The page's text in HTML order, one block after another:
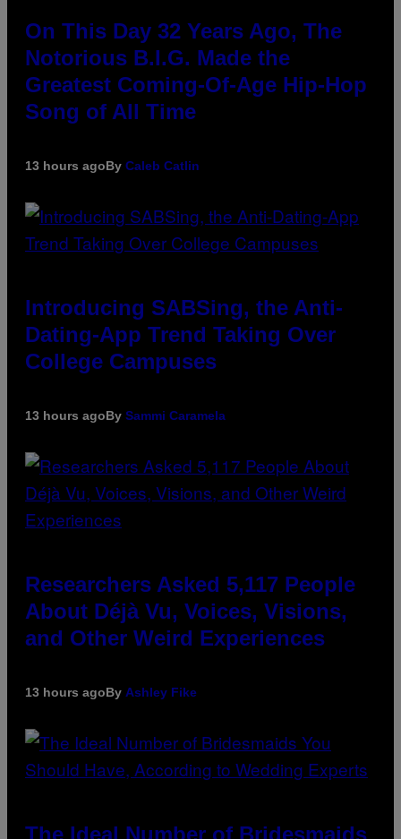
On This Day 32 Years Ago, The
Notorious B.I.G. Made the
Greatest Coming-Of-Age Hip-Hop
Song of All Time
13 hours agoBy Caleb Catlin
Introducing SABSing, the Anti-
Dating-App Trend Taking Over
College Campuses
13 hours agoBy Sammi Caramela
Researchers Asked 5,117 People
About Déjà Vu, Voices, Visions,
and Other Weird Experiences
13 hours agoBy Ashley Fike
The Ideal Number of Bridesmaids